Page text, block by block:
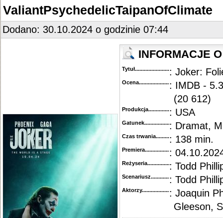
ValiantPsychedelicTaipanOfClimate
Dodano: 30.10.2024 o godzinie 07:44
INFORMACJE
Tytuł............................................
: Joker:
Ocena.............................................
: IMDB -
(20 612)
Produkcja.........................................
: USA
Gatunek...........................................
: Dramat,
Czas trwania......................................
: 138 min.
Premiera..........................................
:
Reżyseria........................................
: Todd
Scenariusz........................................
: Todd
Aktorzy...........................................
: Joaquin
Gleeson,